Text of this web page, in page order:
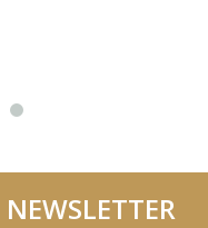
NEWSLETTER